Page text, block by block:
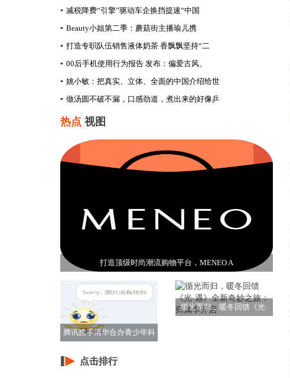
▪ 减税降费“引擎”驱动车企换挡提速​“中国
▪ Beauty小姐第二季：蘑菇街主播瑜儿携
▪ 打造专职队伍销售液体奶茶 香飘飘坚持“二
▪ 00后手机使用行为报告 发布：偏爱古风、
▪ 姚小敏：把真实、立体、全面的中国介绍给世
▪ 做汤圆不破不漏，口感劲道，煮出来的好像乒
热点 视图
打造顶级时尚潮流购物平台，MENEO A
腾讯携手清华合办青少年科
循光而归，暖冬回馈《光·
点击排行